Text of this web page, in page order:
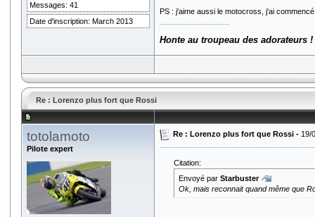
Messages: 41
Date d'inscription: March 2013
PS : j'aime aussi le motocross, j'ai
Honte au troupeau des adorateurs !
Re : Lorenzo plus fort que Rossi
totolamoto
Pilote expert
Re : Lorenzo plus fort que Rossi - 19/
Citation:
Envoyé par Starbuster
Ok, mais reconnait quand même que